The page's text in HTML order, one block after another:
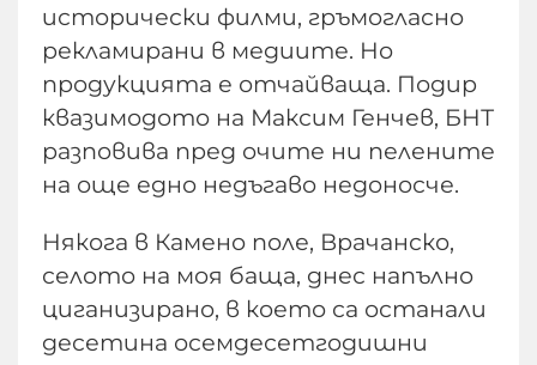
исторически филми, гръмогласно
рекламирани в медиите. Но
продукцията е отчайваща. Подир
квазимодото на Максим Генчев, БНТ
разповива пред очите ни пелените
на още едно недъгаво недоносче.
Някога в Камено поле, Врачанско,
селото на моя баща, днес напълно
циганизирано, в което са останали
десетина осемдесетгодишни